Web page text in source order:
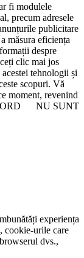
fi modulele
precum adresele
publicitare
măsura eficiența
despre
clic mai jos
tehnologii și
scopuri. Vă
moment, revenind
NU SUNT
experiența
cookie-urile care
dvs.,